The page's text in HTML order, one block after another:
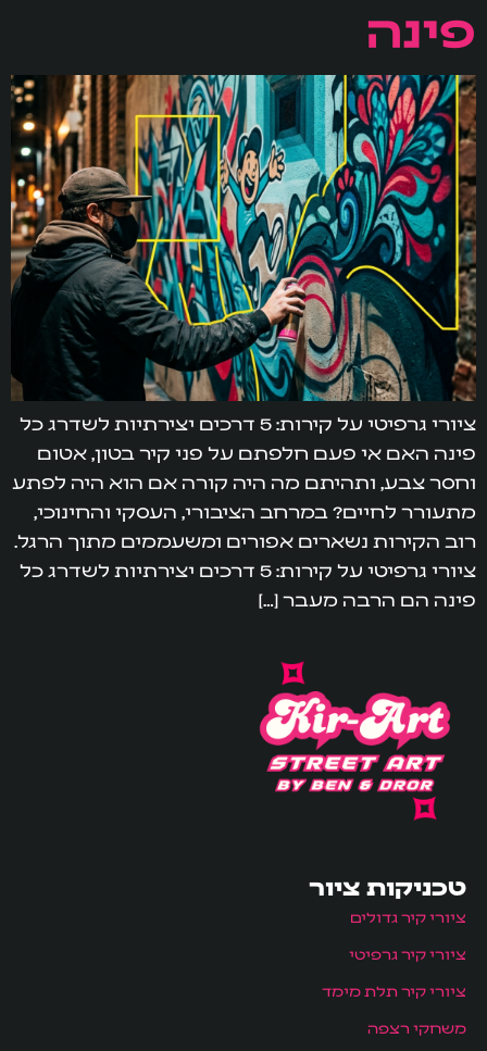
פינה
ציורי גרפיטי על קירות: 5 דרכים יצירתיות לשדרג כל
פינה האם אי פעם חלפתם על פני קיר בטון, אטום
וחסר צבע, ותהיתם מה היה קורה אם הוא היה לפתע
מתעורר לחיים? במרחב הציבורי, העסקי והחינוכי,
רוב הקירות נשארים אפורים ומשעממים מתוך הרגל.
ציורי גרפיטי על קירות: 5 דרכים יצירתיות לשדרג כל
פינה הם הרבה מעבר […]
טכניקות ציור
ציורי קיר גדולים
ציורי קיר גרפיטי
ציורי קיר תלת מימד
משחקי רצפה